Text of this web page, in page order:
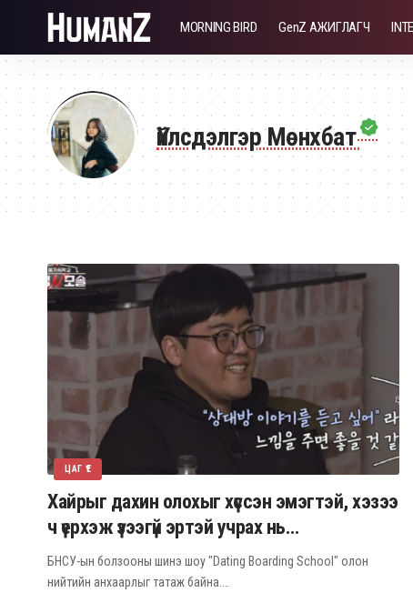
MORNING BIRD GenZ АЖИГЛАГЧ
Үйлсдэлгэр Мөнхбат
ЦАГ ҮЕ
Хайрыг дахин олохыг хүссэн эмэгтэй, хэзээ
ч үерхэж үзээгүй эртэй учрах нь…
БНСУ-ын болзооны шинэ шоу "Dating Boarding School" олон
нийтийн анхаарлыг татаж байна.…